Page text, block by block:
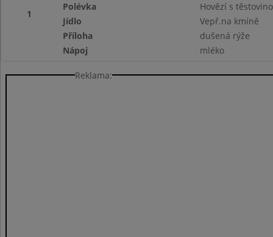
1
Polévka
Hovězí s
Jídlo
Vepř.na kmíně
Příloha
dušená rýže
Nápoj
mléko
Reklama: